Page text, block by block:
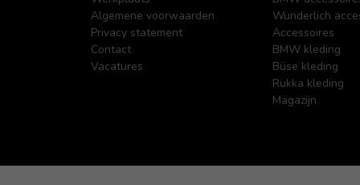
Algemene voorwaarden
Privacy statement
Contact
Vacatures
Wunderlich
Accessoires
BMW kleding
Büse kleding
Rukka kleding
Magazijn